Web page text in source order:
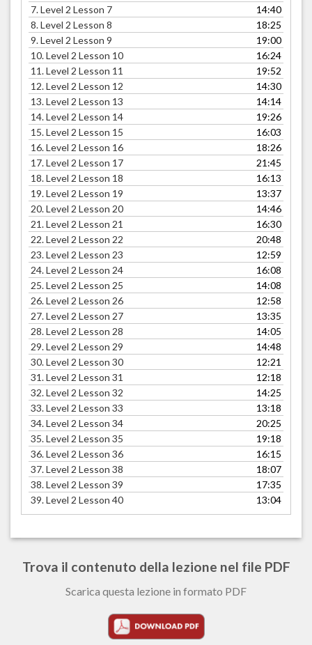
7.Level 2 Lesson 7
14:40
8.Level 2 Lesson 8
18:25
9.Level 2 Lesson 9
19:00
10.Level 2 Lesson 10
16:24
11.Level 2 Lesson 11
19:52
12.Level 2 Lesson 12
14:30
13.Level 2 Lesson 13
14:14
14.Level 2 Lesson 14
19:26
15.Level 2 Lesson 15
16:03
16.Level 2 Lesson 16
18:26
17.Level 2 Lesson 17
21:45
18.Level 2 Lesson 18
16:13
19.Level 2 Lesson 19
13:37
20.Level 2 Lesson 20
14:46
21.Level 2 Lesson 21
16:30
22.Level 2 Lesson 22
20:48
23.Level 2 Lesson 23
12:59
24.Level 2 Lesson 24
16:08
25.Level 2 Lesson 25
14:08
26.Level 2 Lesson 26
12:58
27.Level 2 Lesson 27
13:35
28.Level 2 Lesson 28
14:05
29.Level 2 Lesson 29
14:48
30.Level 2 Lesson 30
12:21
31.Level 2 Lesson 31
12:18
32.Level 2 Lesson 32
14:25
33.Level 2 Lesson 33
13:18
34.Level 2 Lesson 34
20:25
35.Level 2 Lesson 35
19:18
36.Level 2 Lesson 36
16:15
37.Level 2 Lesson 38
18:07
38.Level 2 Lesson 39
17:35
39.Level 2 Lesson 40 13:04
Trova il contenuto della lezione nel file PDF
Scarica questa lezione in formato PDF